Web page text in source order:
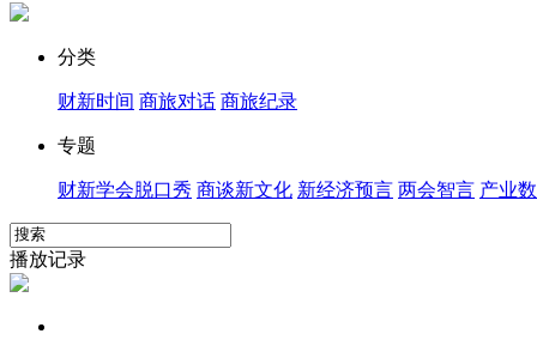
分类
财新时间 商旅对话 商旅纪录
专题
财新学会脱口秀 商谈新文化 新经济预言 两会智言 产业
播放记录